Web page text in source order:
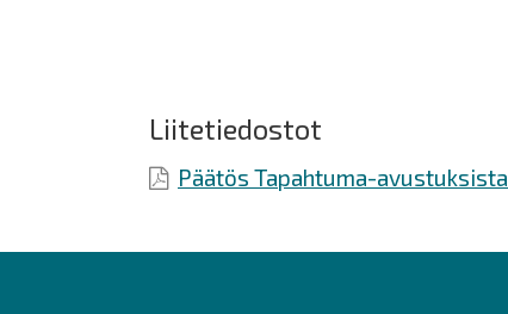
Liitetiedostot
Päätös Tapahtuma-